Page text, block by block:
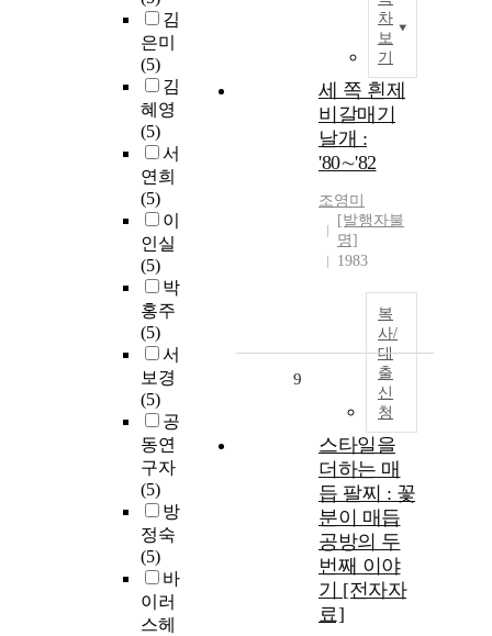
김
은미
(5)
김
혜영
(5)
서
연희
(5)
이
인실
(5)
박
홍주
(5)
서
보경
(5)
공
동연
구자
(5)
방
정숙
(5)
바
이러
스헤
차
보
기
세 쪽 흰제
비갈매기
날개 :
'80∼'82
조영미
[발행자불
명]
1983
복
사/
대
출
신
청
9
스타일을
더하는 매
듭 팔찌 : 꽃
분이 매듭
공방의 두
번째 이야
기 [전자자
료]